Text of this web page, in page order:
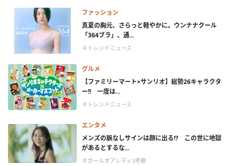
ファッション
真夏の胸元、さらっと軽やかに。ウンナナクール
「364ブラ」、通...
＃トレンドニュース
グルメ
【ファミリーマート×サンリオ】総勢26キャラクタ
ー!! 一度は...
＃トレンドニュース
エンタメ
メンズの脈なしサインは顔に出る!? この世に地獄
があるとするな...
＃ガールオアレディ3考察